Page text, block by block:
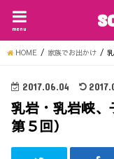
menu
HOME 家族でお出かけ
2017.06.04
乳岩・乳岩峡
第５回）